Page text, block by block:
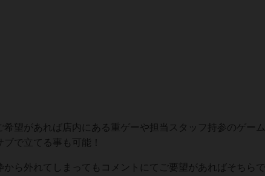
希望があれば店内にある重ゲーや担当スタッフ持参のゲーム
ブで立てる事も可能！
から外れてしまってもコメントにてご要望があればそちらで